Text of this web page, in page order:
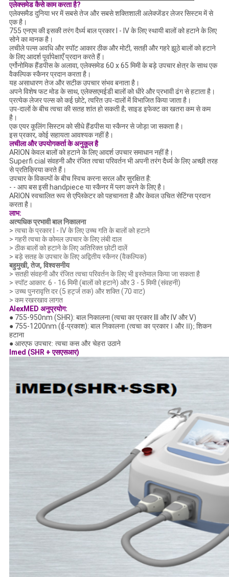
एलेक्समेड कैसे काम करता है?
एलेक्समैड दुनिया भर में सबसे तेज और सबसे शक्तिशाली अलेक्जेंडर लेजर सिस्टम में से
एक है।
755 एनएम की इसकी तरंग दैर्ध्य बाल प्रकार I - IV के लिए स्थायी बालों को हटाने के लिए
सोने का मानक है।
लचीले पल्स अवधि और स्पॉट आकार ठीक और मोटी, सतही और गहरे झूठे बालों को हटाने
के लिए आदर्श पूर्वापेक्षाएँ प्रदान करते हैं।
एर्गोनोमिक हैंडपीस के अलावा, एलेक्समेड 60 x 65 मिमी के बड़े उपचार क्षेत्र के साथ एक
वैकल्पिक स्कैनर प्रदान करता है।
यह असाधारण तेज और सटीक उपचार संभव बनाता है।
अपने विशेष फट मोड के साथ, एलेक्सएमईडी बालों को धीरे और प्रभावी ढंग से हटाता है।
प्रत्येक लेजर पल्स को कई छोटे, त्वरित उप-दालों में विभाजित किया जाता है।
उप-दालों के बीच त्वचा की सतह शांत हो सकती है; साइड इफेक्ट का खतरा कम से कम
है।
एक एयर कूलिंग सिस्टम को सीधे हैंडपीस या स्कैनर से जोड़ा जा सकता है।
इस प्रकार, कोई सहायता आवश्यक नहीं है।
लचीला और उपयोगकर्ता के अनुकूल है
ARION केवल बालों को हटाने के लिए आदर्श उपचार समाधान नहीं है।
Superfi cial संवहनी और रंजित त्वचा परिवर्तन भी अपनी तरंग दैर्ध्य के लिए अच्छी तरह
से प्रतिक्रिया करते हैं।
उपचार के विकल्पों के बीच स्विच करना सरल और सुरक्षित है:
- - आप बस इसी handpiece या स्कैनर में प्लग करने के लिए है।
ARION स्वचालित रूप से एप्लिकेटर को पहचानता है और केवल उचित सेटिंग्स प्रदान
करता है।
लाभ:
अत्यधिक प्रभावी बाल निकालना
> त्वचा के प्रकार I - IV के लिए उच्च गति के बालों को हटाने
> गहरी त्वचा के कोमल उपचार के लिए लंबी दाल
> ठीक बालों को हटाने के लिए अतिरिक्त छोटी दालें
> बड़े सतह के उपचार के लिए अद्वितीय स्कैनर (वैकल्पिक)
बहुमुखी, तेज, विश्वसनीय
> सतही संवहनी और रंजित त्वचा परिवर्तन के लिए भी इस्तेमाल किया जा सकता है
> स्पॉट आकार: 6 - 16 मिमी (बालों को हटाने) और 3 - 5 मिमी (संवहनी)
> उच्च पुनरावृत्ति दर (5 हर्ट्ज तक) और शक्ति (70 वाट)
> कम रखरखाव लागत
AlexMED अनुप्रयोग:
● 755-950nm (SHR): बाल निकालना (त्वचा का प्रकार III और IV और V)
● 755-1200nm (ई-प्रकाश): बाल निकालना (त्वचा का प्रकार I और II); शिकन
हटाना
●आरएफ उपचार: त्वचा कस और चेहरा उठाने
Imed (SHR + एसएसआर)